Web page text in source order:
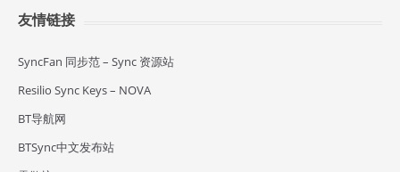
友情链接
SyncFan 同步范 – Sync 资源站
Resilio Sync Keys – NOVA
BT导航网
BTSync中文发布站